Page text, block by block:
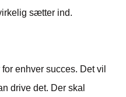
sætter ind.
enhver succes. Det vil
drive det. Der skal